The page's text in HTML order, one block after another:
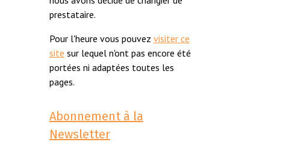
prestataire.
Pour l'heure vous pouvez visiter ce
site sur lequel n'ont pas encore été
portées ni adaptées toutes les
pages.
Abonnement à la
Newsletter